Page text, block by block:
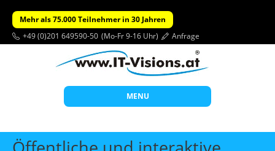
Mehr als 75.000 Teilnehmer in 30 Jahren
+49 (0)201 649590-50 (Mo-Fr 9-16 Uhr) Anfrage
MENU
Start